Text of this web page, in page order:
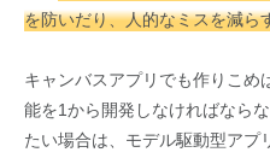
を防いだり、人的なミスを減ら
キャンバスアプリでも作りこめ
能を1から開発しなければなら
たい場合は、モデル駆動型アプ